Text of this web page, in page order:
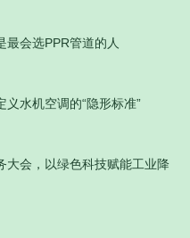
最会选PPR管道的人
水机空调的“隐形标准”
大会，以绿色科技赋能工业降